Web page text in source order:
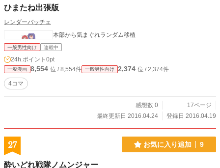
ひまたね出張版
レンダーバッチェ
本部から気まぐれランダム移植
一般男性向け 連載中
24h.ポイント 0pt
一般漫画 8,554 位 / 8,554件 一般男性向け 2,374 位 / 2,374件
4コマ
感想数 0
17ページ
最終更新日 2016.04.24
登録日 2016.04.19
27 お気に入り追加 9
酔いどれ戦隊ノムンジャー